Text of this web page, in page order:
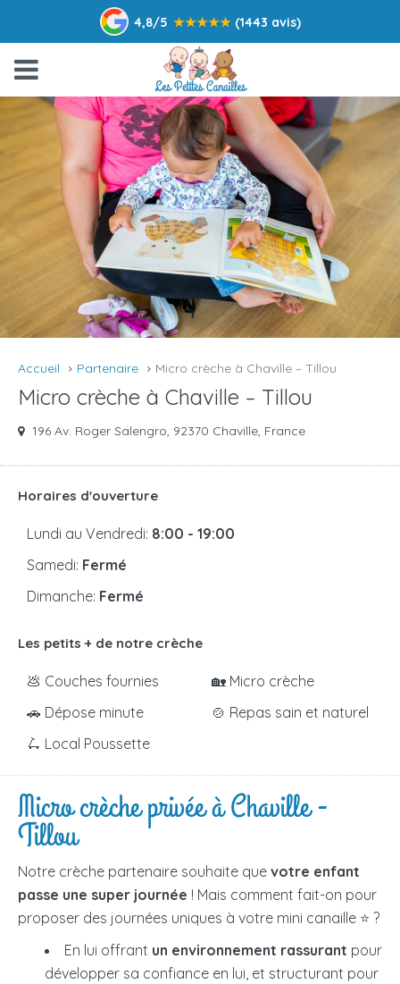
4,8/5 ★★★★★ (1443 avis)
Accueil Partenaire Micro crèche à Chaville – Tillou
Micro crèche à Chaville – Tillou
196 Av. Roger Salengro, 92370 Chaville, France
Horaires d'ouverture
Lundi au Vendredi: 8:00 - 19:00
Samedi: Fermé
Dimanche: Fermé
Les petits + de notre crèche
💩 Couches fournies
🚗 Dépose minute
🛴 Local Poussette
🏡 Micro crèche
🍲 Repas sain et naturel
Micro crèche privée à Chaville -
Tillou
Notre crèche partenaire souhaite que votre enfant
passe une super journée ! Mais comment fait-on pour
proposer des journées uniques à votre mini canaille ⭐ ?
En lui offrant un environnement rassurant pour
développer sa confiance en lui, et structurant pour